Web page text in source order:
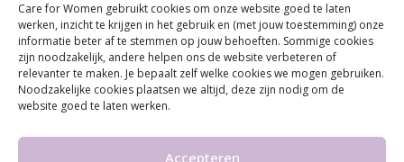
Care for Women gebruikt cookies om onze website goed te laten
werken, inzicht te krijgen in het gebruik en (met jouw toestemming) onze
informatie beter af te stemmen op jouw behoeften. Sommige cookies
zijn noodzakelijk, andere helpen ons de website verbeteren of
relevanter te maken. Je bepaalt zelf welke cookies we mogen gebruiken.
Noodzakelijke cookies plaatsen we altijd, deze zijn nodig om de
website goed te laten werken.
Accepteren
Care for Women is de eerste organisatie die zich inzet op het gebied
van hormonale problemen bij vrouwen. Met ruim 100 locaties
behoort Care for Women tot één van de grootste organisaties op dit
vakgebied...